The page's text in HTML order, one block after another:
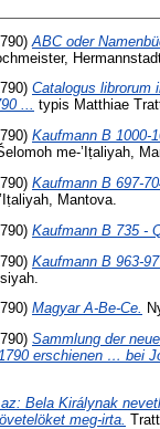
ABC oder
Catalogus librorum
... typis Matthiae
Kaufmann B 1000-
me-’Iṭaliyah,
Kaufmann B 697-
Mantova.
Kaufmann B 735 -
Kaufmann B 963-
Magyar A-Be-Ce.
Sammlung der
erschienen … bei
Bela Királynak
meg-irta.